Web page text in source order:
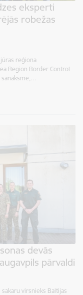
eksperti
robežas
reģiona
Region Border Control
devās
pārvaldi
virsnieks Baltijas